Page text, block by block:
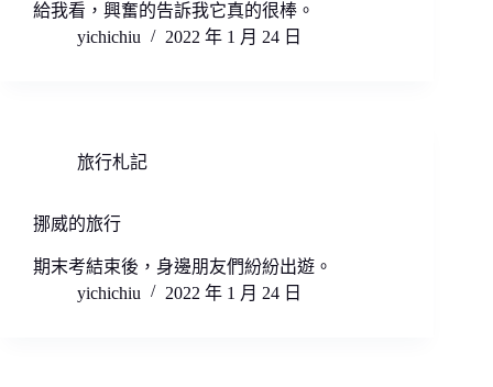
給我看，興奮的告訴我它真的很棒。
yichichiu
2022 年 1 月 24 日
旅行札記
挪威的旅行
期末考結束後，身邊朋友們紛紛出遊。
yichichiu
2022 年 1 月 24 日